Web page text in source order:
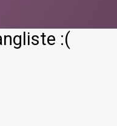
:(